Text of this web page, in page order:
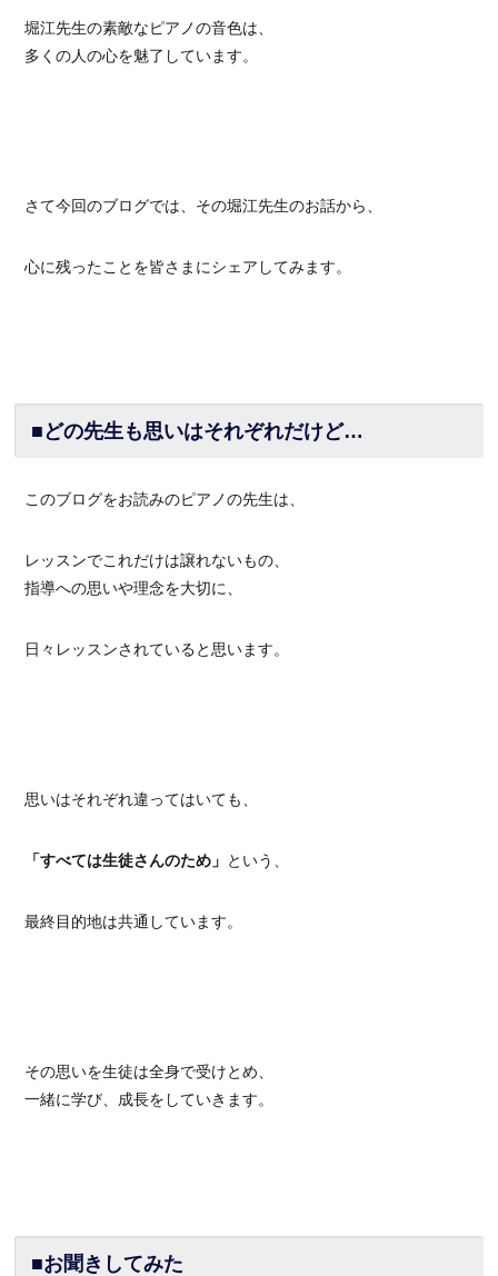
堀江先生の素敵なピアノの音色は、
多くの人の心を魅了しています。
さて今回のブログでは、その堀江先生のお話から、
心に残ったことを皆さまにシェアしてみます。
■どの先生も思いはそれぞれだけど…
このブログをお読みのピアノの先生は、
レッスンでこれだけは譲れないもの、
指導への思いや理念を大切に、
日々レッスンされていると思います。
思いはそれぞれ違ってはいても、
「すべては生徒さんのため」 という、
最終目的地は共通しています。
その思いを生徒は全身で受けとめ、
一緒に学び、成長をしていきます。
■お聞きしてみた